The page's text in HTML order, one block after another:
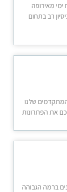
ימי מאירופה
רב בתחום
שלנו
את הפתרונות
ברמה הגבוהה